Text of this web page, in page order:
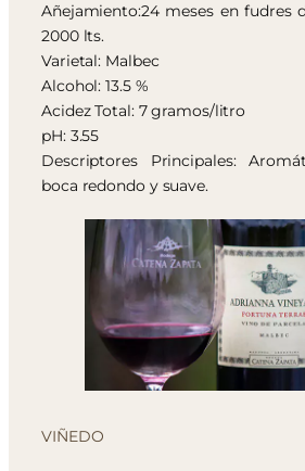
Añejamiento:24 meses en fudres
2000 lts.
Varietal: Malbec
Alcohol: 13.5 %
Acidez Total: 7 gramos/litro
pH: 3.55
Descriptores Principales:
boca redondo y suave.
VIÑEDO